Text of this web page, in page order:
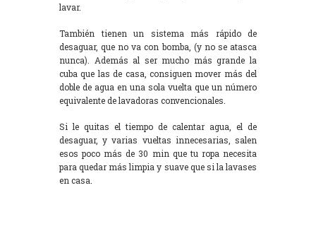
lavar.
También tienen un sistema más rápido de
desaguar, que no va con bomba, (y no se atasca
nunca). Además al ser mucho más grande la
cuba que las de casa, consiguen mover más del
doble de agua en una sola vuelta que un número
equivalente de lavadoras convencionales.
Si le quitas el tiempo de calentar agua, el de
desaguar, y varias vueltas innecesarias, salen
esos poco más de 30 min que tu ropa necesita
para quedar más limpia y suave que si la lavases
en casa.